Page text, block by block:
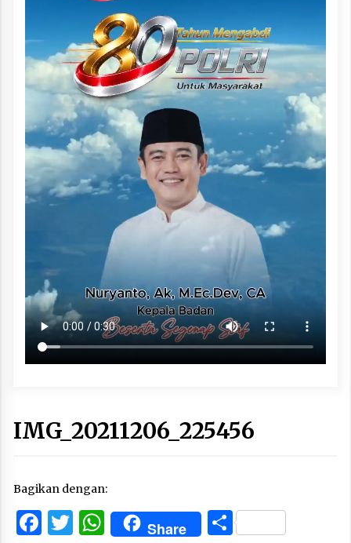
IMG_20211206_225456
Bagikan dengan:
Facebook
Twitter
WhatsApp
Share Share